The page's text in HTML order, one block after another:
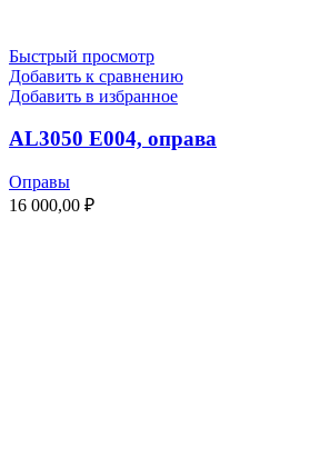
Быстрый просмотр
Добавить к сравнению
Добавить в избранное
AL3050 E004, оправа
Оправы
16 000,00 ₽